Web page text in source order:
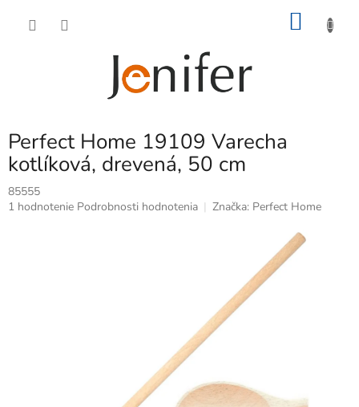
Perfect Home 19109 Varecha
kotlíková, drevená, 50 cm
85555
Priemerné
1 hodnotenie Podrobnosti hodnotenia Značka: Perfect Home